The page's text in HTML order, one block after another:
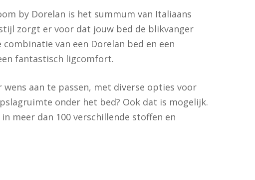
by Dorelan is het summum van Italiaans
zorgt er voor dat jouw bed de blikvanger
van een Dorelan bed en een
fantastisch ligcomfort.
aan te passen, met diverse opties voor
onder het bed? Ook dat is mogelijk.
meer dan 100 verschillende stoffen en